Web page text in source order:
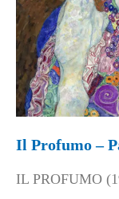
Il Profumo –
IL PROFUMO